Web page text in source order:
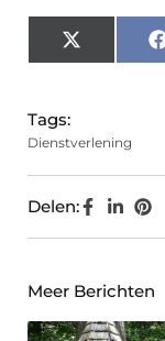
X
(Twitter)
Tags:
Dienstverlening
Delen:
Meer Berichten